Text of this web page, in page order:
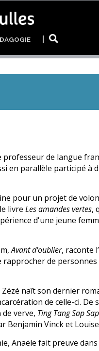
de langue
en parallèle participé à
pour un projet de
livre Les amandes vertes,
d'une jeune
Avant d'oublier, raconte
de personnes
naît son dernier
de celle-ci. De
verve, Ting Tang Sap Sap
Benjamin Vinck et
Anaële fait preuve dans